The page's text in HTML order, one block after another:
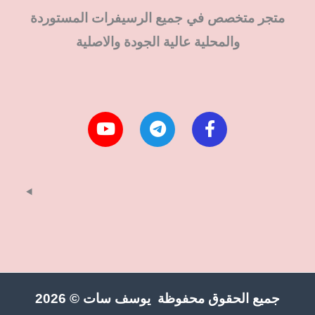
متجر متخصص في جميع الرسيفرات المستوردة
والمحلية عالية الجودة والاصلية
جميع الحقوق محفوظة يوسف سات © 2026